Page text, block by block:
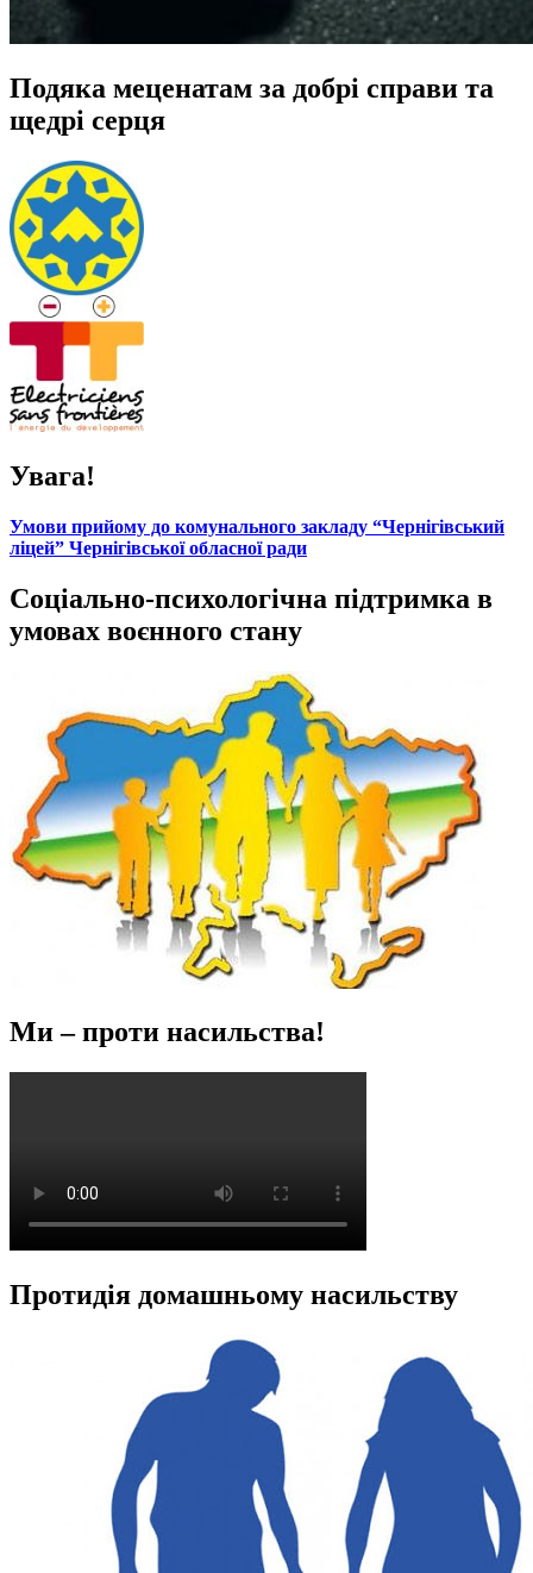
Подяка меценатам за добрі справи та
щедрі серця
Увага!
Умови прийому до комунального закладу “Чернігівський
ліцей” Чернігівської обласної ради
Соціально-психологічна підтримка в
умовах воєнного стану
Ми – проти насильства!
Протидія домашньому насильству